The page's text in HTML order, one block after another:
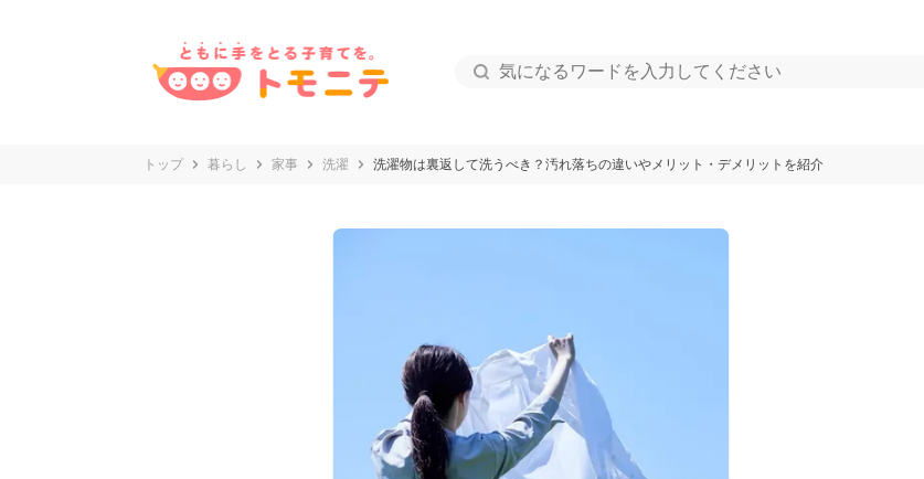
トップ 暮らし 家事 洗濯 洗濯物は裏返して洗うべき？汚れ落ちの違いやメリット・デメリットを紹介